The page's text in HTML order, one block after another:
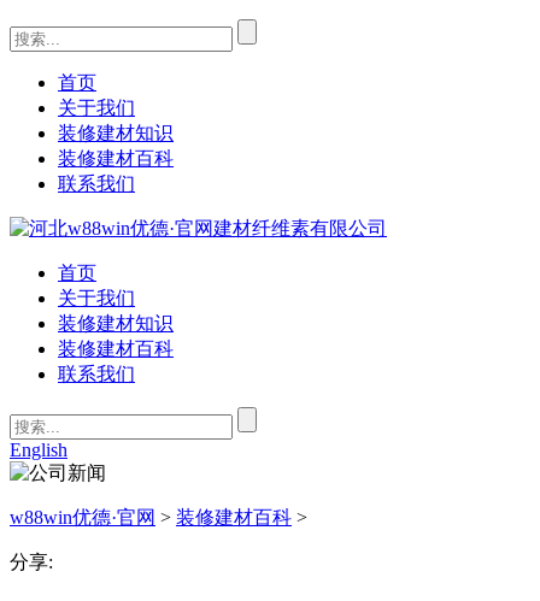
首页
关于我们
装修建材知识
装修建材百科
联系我们
首页
关于我们
装修建材知识
装修建材百科
联系我们
English
w88win优德·官网 > 装修建材百科 >
分享: